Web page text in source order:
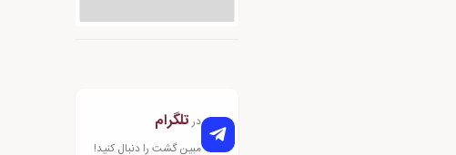
در تلگرام
مبین گشت را دنبال کنید!